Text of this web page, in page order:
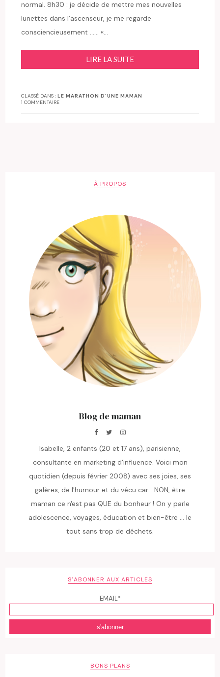
normal. 8h30 : je décide de mettre mes nouvelles
lunettes dans l’ascenseur, je me regarde
consciencieusement …… «…
LIRE LA SUITE
CLASSÉ DANS :LE MARATHON D'UNE MAMAN
1 COMMENTAIRE
À PROPOS
Blog de maman
Isabelle, 2 enfants (20 et 17 ans), parisienne,
consultante en marketing d'influence. Voici mon
quotidien (depuis février 2008) avec ses joies, ses
galères, de l'humour et du vécu car... NON, être
maman ce n'est pas QUE du bonheur ! On y parle
adolescence, voyages, éducation et bien-être ... le
tout sans trop de déchets.
S’ABONNER AUX ARTICLES
EMAIL*
BONS PLANS